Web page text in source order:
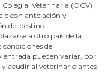
Veterinaria (OCV)
con antelación y
del destino.
a otro país de la
de
entrada pueden variar, por
y acudir al veterinario antes